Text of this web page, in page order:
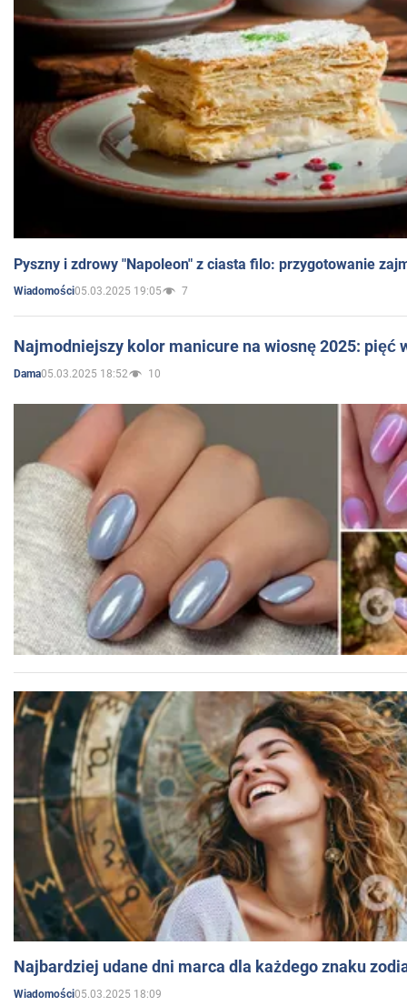
Pyszny i zdrowy "Napoleon" z ciasta filo: przygotowanie
Wiadomości05.03.2025 19:05 7
Najmodniejszy kolor manicure na wiosnę 2025: pięć
Dama05.03.2025 18:52 10
Najbardziej udane dni marca dla każdego znaku
Wiadomości05.03.2025 18:09